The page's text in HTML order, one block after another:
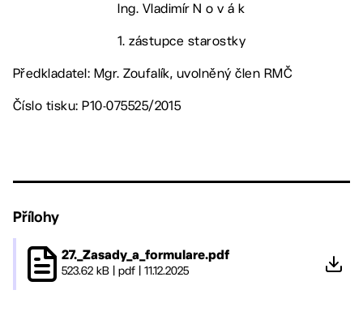
Ing. Vladimír N o v á k
1. zástupce starostky
Předkladatel: Mgr. Zoufalík, uvolněný člen RMČ
Číslo tisku: P10-075525/2015
Přílohy
27._Zasady_a_formulare.pdf
523.62 kB pdf 11.12.2025